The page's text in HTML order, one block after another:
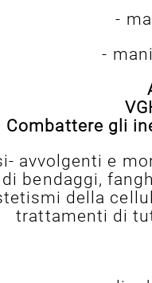
-
-
Combattere gli
avvolgenti e
bendaggi,
della
trattamenti di